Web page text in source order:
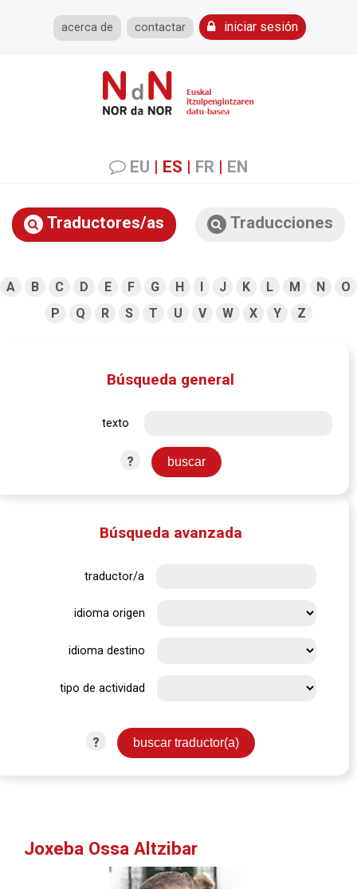
acerca de contactar iniciar sesión
EU | ES | FR | EN
Traductores/as Traducciones
A B C D E F G H I J K L M N
O
P
Q R S T U V W X Y Z
Búsqueda general
texto
?
Búsqueda avanzada
traductor/a
idioma origen
idioma destino
tipo de actividad
?
Joxeba Ossa Altzibar